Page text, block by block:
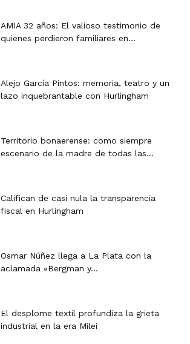
AMIA 32 años: El valioso testimonio de
quienes perdieron familiares en...
Alejo García Pintos: memoria, teatro y un
lazo inquebrantable con Hurlingham
Territorio bonaerense: como siempre
escenario de la madre de todas las...
Califican de casi nula la transparencia
fiscal en Hurlingham
Osmar Núñez llega a La Plata con la
aclamada «Bergman y...
El desplome textil profundiza la grieta
industrial en la era Milei